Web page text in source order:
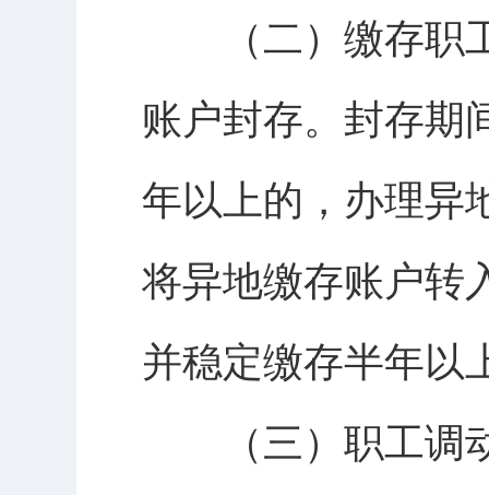
（二）缴存职工
账户封存。封存期
年以上的，办理异
将异地缴存账户转
并稳定缴存半年以
（三）职工调动